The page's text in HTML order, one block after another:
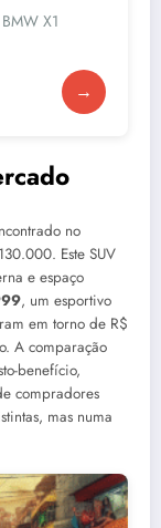
X1
→
no
Este SUV
e espaço
, um esportivo
em torno de R$
A comparação
benefício,
compradores
mas numa